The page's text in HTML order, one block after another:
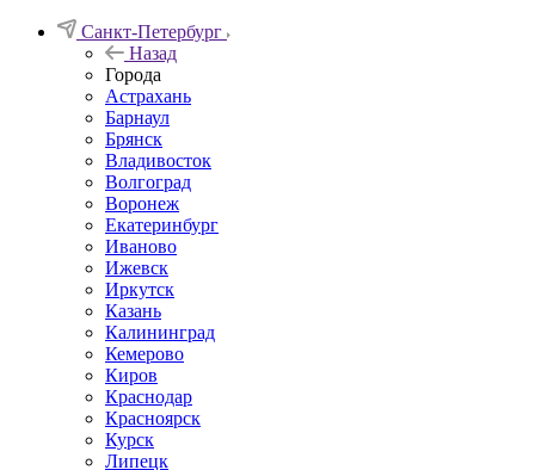
Санкт-Петербург
Назад
Города
Астрахань
Барнаул
Брянск
Владивосток
Волгоград
Воронеж
Екатеринбург
Иваново
Ижевск
Иркутск
Казань
Калининград
Кемерово
Киров
Краснодар
Красноярск
Курск
Липецк